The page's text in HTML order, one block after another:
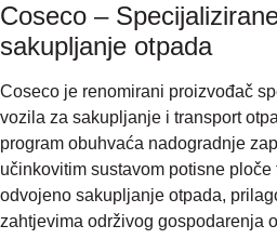
Coseco –
sakupljanje otpada
Coseco je renomirani proizvođač
vozila za sakupljanje i transport
program obuhvaća nadogradnje
učinkovitim sustavom potisne
odvojeno sakupljanje otpada,
zahtjevima održivog gospodarenja